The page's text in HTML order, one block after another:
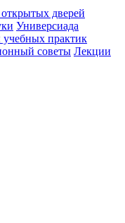
дверей
Универсиада
учебных практик
советы Лекции